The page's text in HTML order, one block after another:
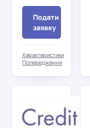
Подати
заявку
Характеристики
Попередження